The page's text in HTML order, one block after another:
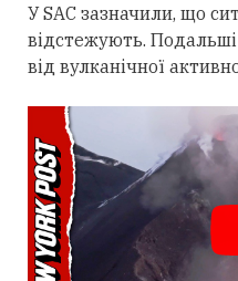
У SAC зазначили, що
відстежують.
від вулканічної